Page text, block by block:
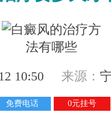
10:50 来源：
免费电话 0元挂号